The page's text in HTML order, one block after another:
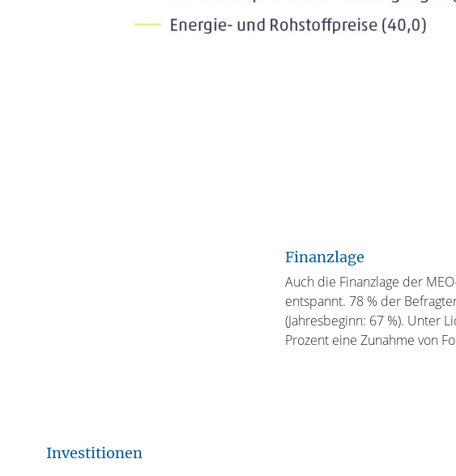
Finanzlage
Auch die Finanzlage der
entspannt. 78 % der
(Jahresbeginn: 67 %). Unter
Prozent eine Zunahme von
Investitionen